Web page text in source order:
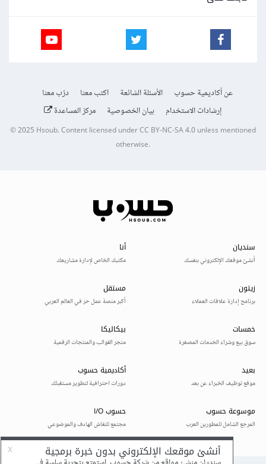
عن أكاديمية حسوب الأسئلة الشائعة اكتب معنا
درّب معنا
إرشادات الاستخدام
بيان الخصوصية مركز المساعدة
© 2025Hsoub.Content licensed underCC BY-NC-SA 4.0unless mentioned
otherwise.